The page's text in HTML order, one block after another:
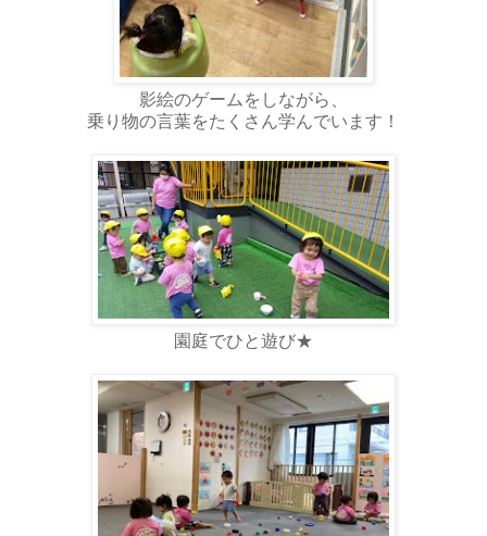
影絵のゲームをしながら、
乗り物の言葉をたくさん学んでいます！
園庭でひと遊び★